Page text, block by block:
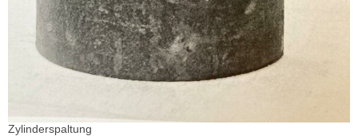
Zylinderspaltung